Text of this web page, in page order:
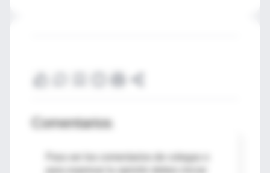
Comentarios
Para ver los comentarios de colegas o